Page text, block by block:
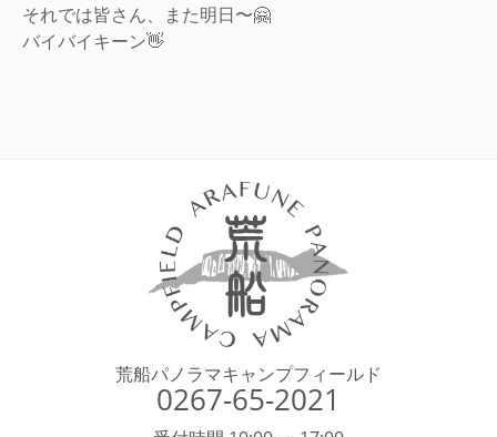
それでは皆さん、また明日〜🤗
バイバイキーン👋
荒船パノラマキャンプフィールド
0267-65-2021